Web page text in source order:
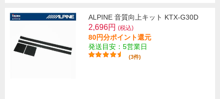
ALPINE 音質向上キット KTX-G30D
2,696円 (税込)
80円分ポイント還元
発送目安：5営業日
(3件)